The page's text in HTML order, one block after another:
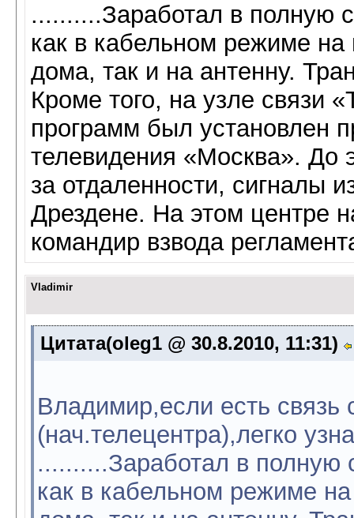
..........Заработал в полную
как в ка­бельном режиме
дома, так и на ан­тенну.
Кроме того, на узле свя­зи
программ был установлен
телевидения «Москва». До
за отдаленности, сигналы
Дрездене. На этом центре
командир взвода
Vladimir
Цитата(oleg1 @ 30.8.2010, 11:31)
Владимир,если есть
(нач.телецентра),легко
..........Заработал в полную
как в ка­бельном режиме